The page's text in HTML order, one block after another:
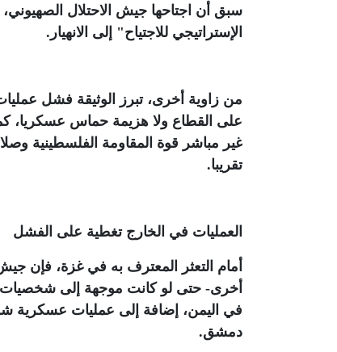
سبق أن اجتاحها جيش الاحتلال
الإستراتيجي للاجتياح" إلى الانهيار .
من زاوية أخرى، تبرز الوثيقة فشل
على القطاع ولا هزيمة حماس عسكريا،
غير مباشر قوة المقاومة الفلسطينية
تقريبا.
العمليات في الخارج تغطية على الفشل
أمام التعثر المعترف به في غزة،
أخرى- حتى لو كانت موجهة إلى شخصيات
دمشق.